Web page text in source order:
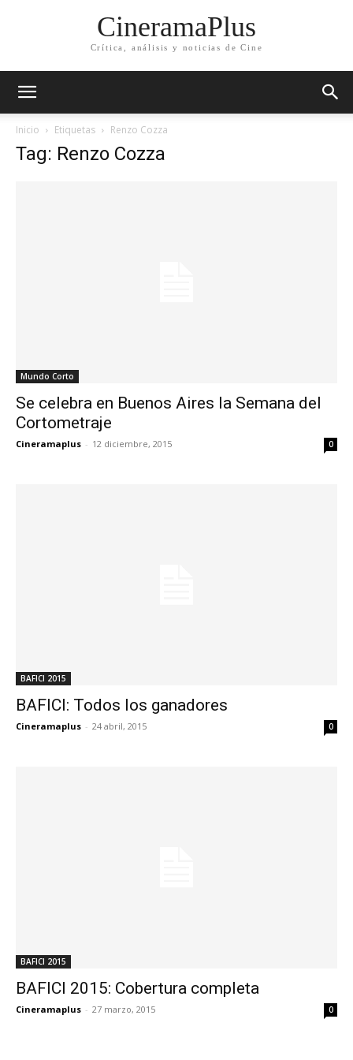
CineramaPlus
Crítica, análisis y noticias de Cine
Inicio Etiquetas Renzo Cozza
Tag: Renzo Cozza
Mundo Corto
Se celebra en Buenos Aires la Semana del
Cortometraje
Cineramaplus - 12 diciembre, 2015 0
BAFICI 2015
BAFICI: Todos los ganadores
Cineramaplus - 24 abril, 2015 0
BAFICI 2015
BAFICI 2015: Cobertura completa
Cineramaplus - 27 marzo, 2015 0